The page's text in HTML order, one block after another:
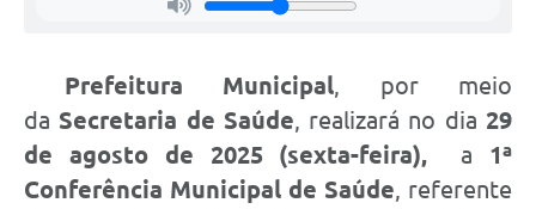
Prefeitura Municipal, por meio
da Secretaria de Saúde, realizará no dia 29
de agosto de 2025 (sexta-feira),
a 1ª
Conferência Municipal de Saúde, referente